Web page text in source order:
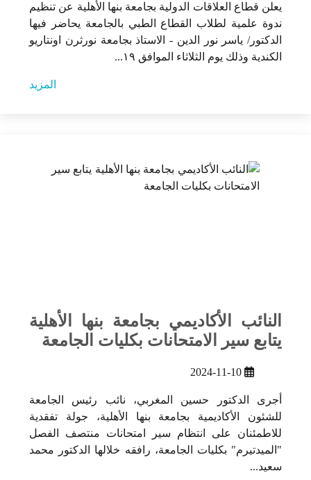
يعلن قطاع العلاقات الدولية بجامعة بنها الأهلية عن تنظيم
ندوة علمية لطلاب القطاع الطبي بالجامعة يحاضر فيها
الدكتور/ ياسر نور الدين - الاستاذ بجامعة نورثرن اونتاريو
الكندية وذلك يوم الثلاثاء الموافق ١٩...
المزيد
النائب الأكاديمي بجامعة بنها الأهلية
يتابع سير الامتحانات بكليات الجامعة
2024-11-10
أجرى الدكتور حسين المغربي، نائب رئيس الجامعة
للشئون الأكاديمية بجامعة بنها الأهلية، جولة تفقدية
للاطمئنان على انتظام سير امتحانات منتصف الفصل
"الميدتيرم" بكليات الجامعة، رافقه خلالها الدكتور محمد
سعيد...